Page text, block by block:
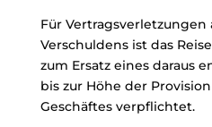
Für
Verschuldens ist das
zum Ersatz eines daraus
bis zur Höhe der
Geschäftes verpflichtet.